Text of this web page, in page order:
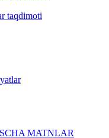
taqdimoti
MATNLAR